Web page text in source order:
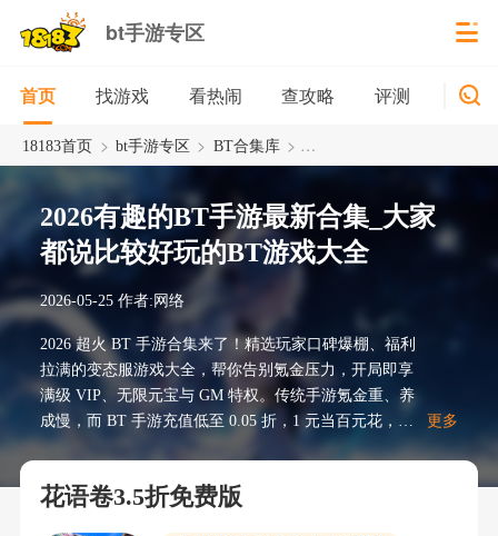
bt手游专区
首页 找游戏 看热闹 查攻略 评测 新游
18183首页 > bt手游专区 > BT合集库 > 2026有趣的BT手游最新合集
2026有趣的BT手游最新合集_大家
都说比较好玩的BT游戏大全
2026-05-25 作者:网络
2026 超火 BT 手游合集来了！精选玩家口碑爆棚、福利
拉满的变态服游戏大全，帮你告别氪金压力，开局即享
满级 VIP、无限元宝与 GM 特权。传统手游氪金重、养
成慢，而 BT 手游充值低至 0.05 折，1 元当百元花，高
返利与一键加速让成长无压力。本次合集覆盖仙侠、传
新服天天开、福利不间断，零氪也能当大佬，轻松体验
更多
花语卷3.5折免费版